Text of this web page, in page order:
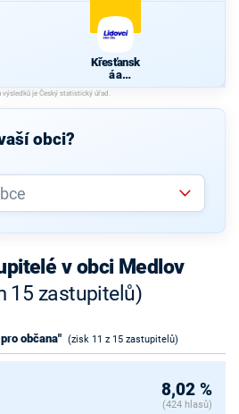
Křesťansk
á a
demokrati
cká unie -
Českoslov
obci?
v obci Medlov
15 zastupitelů)
občana" (zisk 11 z 15 zastupitelů)
8,02 %
(424 hlasů)